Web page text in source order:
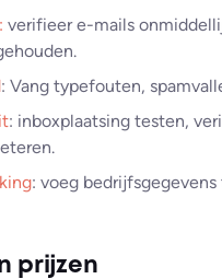
verifieer e-mails
: Vang typefouten,
: inboxplaatsing testen,
: voeg
prijzen